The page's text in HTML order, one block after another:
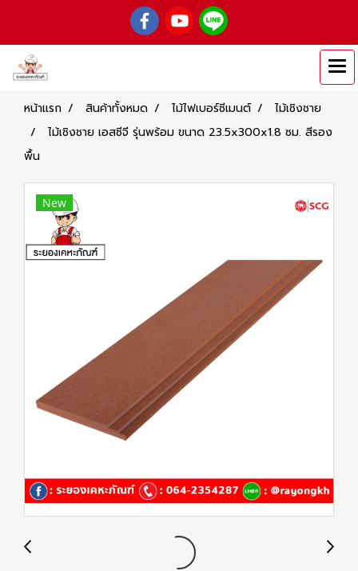
หน้าแรก สินค้าทั้งหมด ไม้ไฟเบอร์ซีเมนต์
ไม้เชิงชาย
ไม้เชิงชาย เอสซีจี รุ่นพร้อม ขนาด 23.5x300x1.8 ซม. สีรอง
พื้น
New